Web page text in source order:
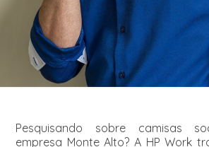
Pesquisando sobre camisas
empresa Monte Alto? A HP Work